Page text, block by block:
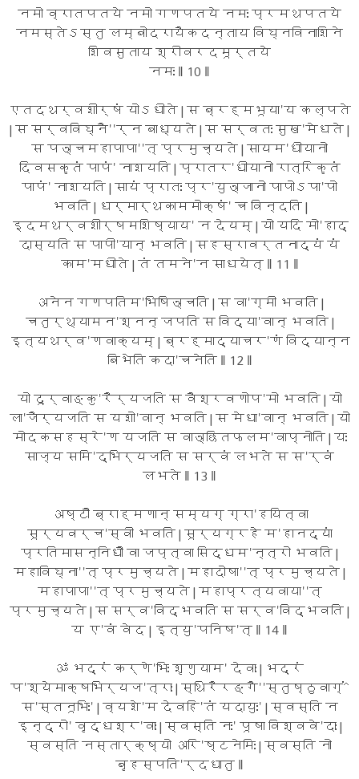
नमो व्रातपतये नमो गणपतये नमः प्रमथपतये
नमस्तेऽस्तु लम्बोदरायैकदन्ताय विघ्नविनाशिने
शिवसुताय श्रीवरदमूर्तये
नमः ‖ 10 ‖
एतदथर्वशीर्षं योऽधीते | स ब्रह्मभूया'य कल्पते
| स सर्वविघ्नै''र्न बाध्यते | स सर्वतः सुख'मेधते |
स पञ्चमहापापा''त् प्रमुच्यते | सायम'धीयानो
दिवसकृतं पापं' नाशयति | प्रातर'धीयानो रात्रिकृतं
पापं' नाशयति | सायं प्रातः प्र'युञ्जानो पापोऽपा'पो
भवति | धर्मार्थकाममोक्षं' च विन्दति |
इदमथर्वशीर्षमशिष्याय' न देयम् | यो यदि मो'हाद्
दास्यति स पापी'यान् भवति | सहस्रावर्तनाद्यं यं
काम'मधीते | तं तमने'न साधयेत् ‖ 11 ‖
अनेन गणपतिम'भिषिञ्चति | स वा'ग्मी भवति |
चतुर्थ्यामन'श्नन् जपति स विद्या'वान् भवति |
इत्यथर्व'णवाक्यम् | ब्रह्माद्याचर'णं विद्यान्न
बिभेति कदा'चनेति ‖ 12 ‖
यो दूर्वाङ्कु'रैर्यजति स वैश्रवणोप'मो भवति | यो
ला'जैर्यजति स यशो'वान् भवति | स मेधा'वान् भवति | यो
मोदकसहस्रे'ण यजति स वाञ्छितफलम'वाप्नोति | यः
साज्य समि'द्भिर्यजति स सर्वं लभते स स'र्वं
लभते ‖ 13 ‖
अष्टौ ब्राह्मणान् सम्यग् ग्रा'हयित्वा
सूर्यवर्च'स्वी भवति | सूर्यग्रहे म'हानद्यां
प्रतिमासन्निधौ वा जप्त्वा सिद्धम'न्त्रो भवति |
महाविघ्ना''त् प्रमुच्यते | महादोषा''त् प्रमुच्यते |
महापापा''त् प्रमुच्यते | महाप्रत्यवाया''त्
प्रमुच्यते | स सर्व'विद्भवति स सर्व'विद्भवति |
य ए'वं वेद | इत्यु'पनिष'त् ‖ 14 ‖
ॐ भद्रं कर्णे'भिः शृणुयाम' देवाः | भद्रं
प'श्येमाक्षभिर्यज'त्राः | स्थिरैरङ्गै''स्तुष्ठुवाग्^ं
स'स्तनूभिः' | व्यशे'म देवहि'तं यदायुः' | स्वस्ति न
इन्द्रो' वृद्धश्र'वाः | स्वस्ति नः' पूषा विश्ववे'दाः |
स्वस्ति नस्तार्क्ष्यो अरि'ष्टनेमिः | स्वस्ति नो
बृहस्पति'र्दधातु ‖